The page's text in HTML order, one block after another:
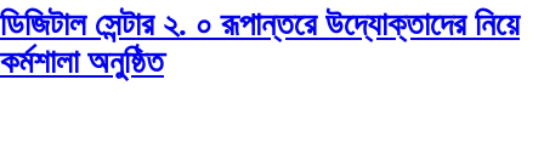
ডিজিটাল সেন্টার ২. ০ রূপান্তরে উদ্যোক্তাদের নিয়ে
কর্মশালা অনুষ্ঠিত